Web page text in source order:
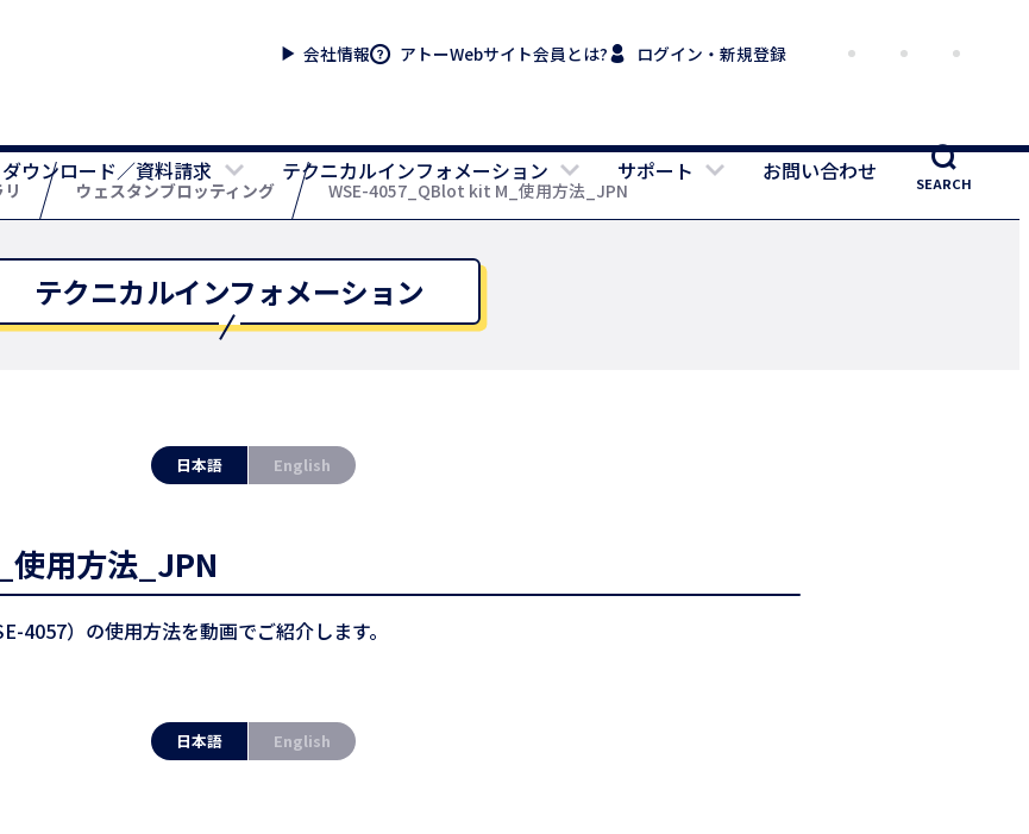
会社情報 アトーWebサイト会員とは? ログイン・新規登録
ダウンロード／資料請求 テクニカルインフォメーション サポート お問い合わせ SEARCH
ウェスタンブロッティング WSE-4057_QBlot kit M_使用方法_JPN
テクニカルインフォメーション
日本語 English
用方法_JPN
4057）の使用方法を動画でご紹介します。
日本語 English